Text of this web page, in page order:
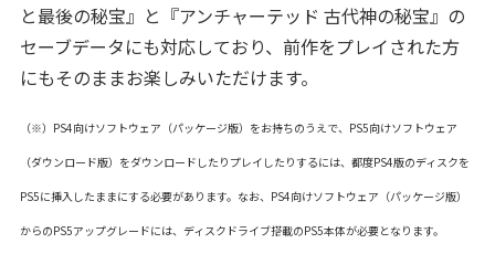
と最後の秘宝』と『アンチャーテッド 古代神の秘宝』の
セーブデータにも対応しており、前作をプレイされた方
にもそのままお楽しみいただけます。
（※）PS4向けソフトウェア（パッケージ版）をお持ちのうえで、PS5向けソフトウェア
（ダウンロード版）をダウンロードしたりプレイしたりするには、都度PS4版のディスクを
PS5に挿入したままにする必要があります。なお、PS4向けソフトウェア（パッケージ版）
からのPS5アップグレードには、ディスクドライブ搭載のPS5本体が必要となります。